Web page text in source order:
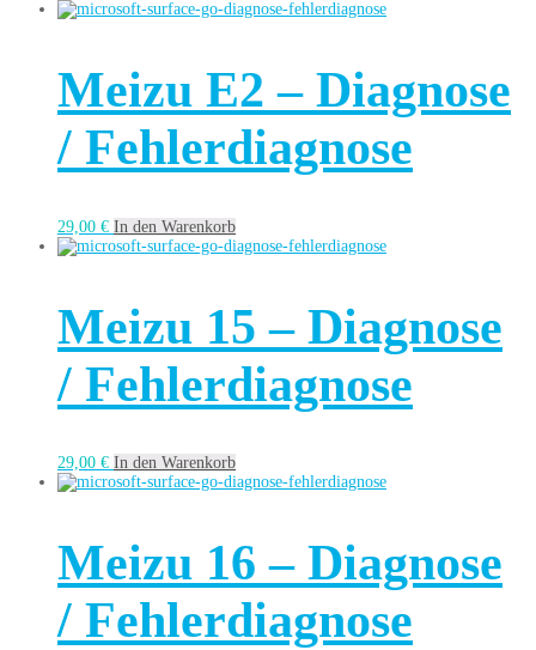
Meizu E2 – Diagnose
/ Fehlerdiagnose
29,00 € In den Warenkorb
Meizu 15 – Diagnose
/ Fehlerdiagnose
29,00 € In den Warenkorb
Meizu 16 – Diagnose
/ Fehlerdiagnose